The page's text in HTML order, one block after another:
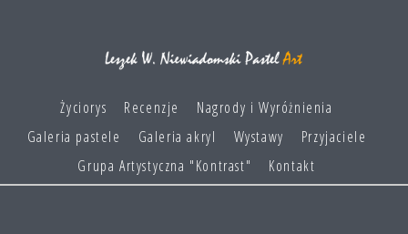
Życiorys Recenzje
Nagrody i Wyróżnienia
Galeria pastele
Galeria akryl Wystawy
Przyjaciele
Grupa Artystyczna "Kontrast"
Kontakt